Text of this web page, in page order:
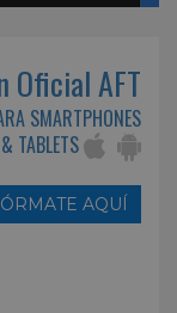
Oficial AFT
SMARTPHONES
& TABLETS
AQUÍ